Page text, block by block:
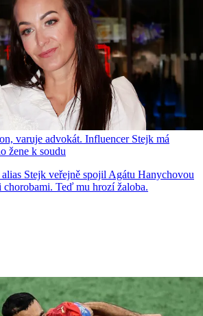
varuje advokát. Influencer Stejk má
žene k soudu
Stejk veřejně spojil Agátu Hanychovou
chorobami. Teď mu hrozí žaloba.